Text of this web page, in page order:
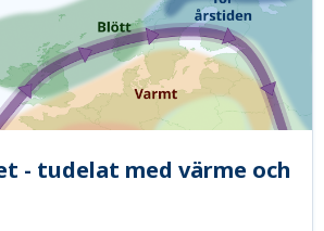
- tudelat med värme och